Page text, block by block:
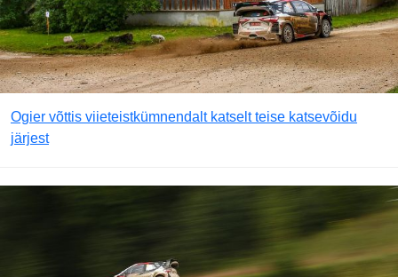
Ogier võttis viieteistkümnendalt katselt teise katsevõidu
järjest